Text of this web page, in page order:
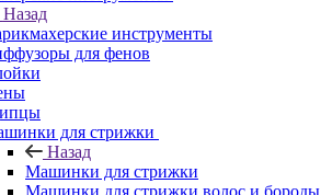
Назад
инструменты
для фенов
для стрижки
Назад
Машинки для стрижки
Машинки для стрижки волос и бороды